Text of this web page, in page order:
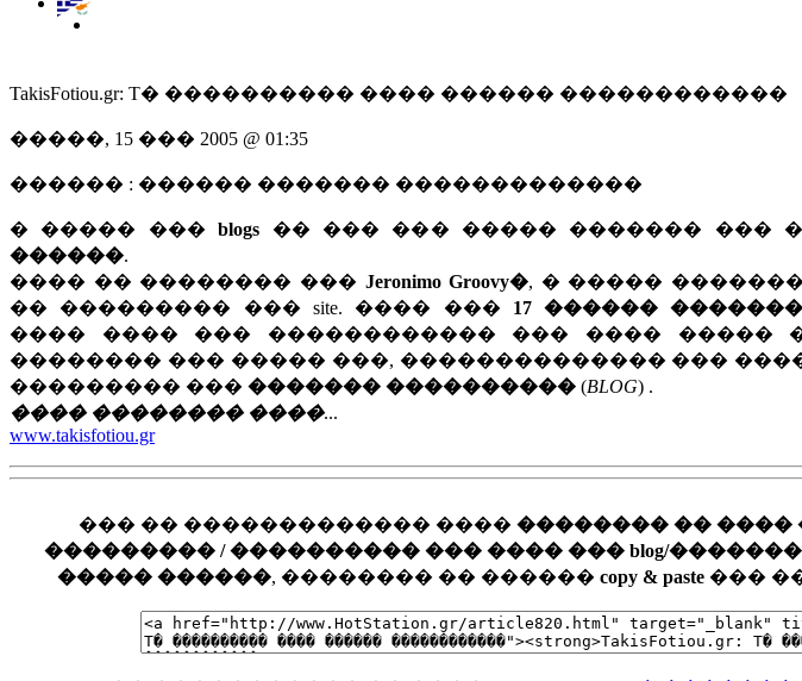
TakisFotiou.gr: T� ���������� ���� ������ ������������
�����, 15 ��� 2005 @ 01:35
������ : ������ ������� �������������
� ����� ���blogs �� ��� ��� ����� ������� ���
������.
���� �� �������� ��� Jeronimo Groovy�, � �����
�� ��������� ��� site. ���� ��� 17 ������
���� ���� ��� ������������ ��� ���� �����
�������� ��� ����� ���, �������������� ���
��������� ��� ������� ���������� (BLOG) .
���� �������� ����...
www.takisfotiou.gr
��� �� ������������� ���� �������� �� ����
��������� / ���������� ��� ���� ��� blog/
����� ������, �������� �� ������ copy & paste���